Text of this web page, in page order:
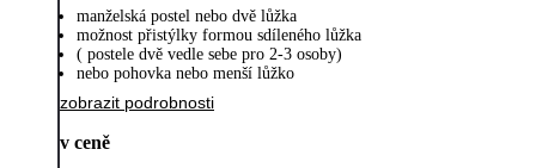
manželská postel nebo dvě lůžka
možnost přistýlky formou sdíleného lůžka
( postele dvě vedle sebe pro 2-3 osoby)
nebo pohovka nebo menší lůžko
zobrazit podrobnosti
v ceně